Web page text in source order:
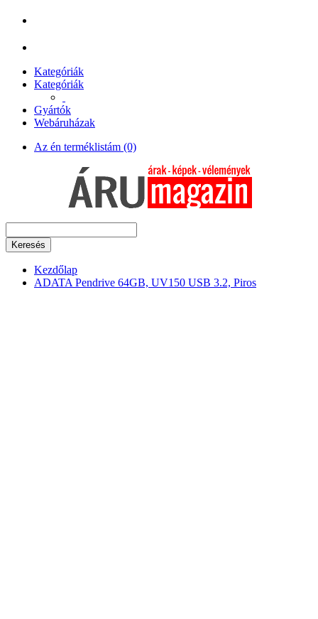
Kategóriák
Kategóriák
Gyártók
Webáruházak
Az én terméklistám (0)
Keresés
Kezdőlap
ADATA Pendrive 64GB, UV150 USB 3.2, Piros